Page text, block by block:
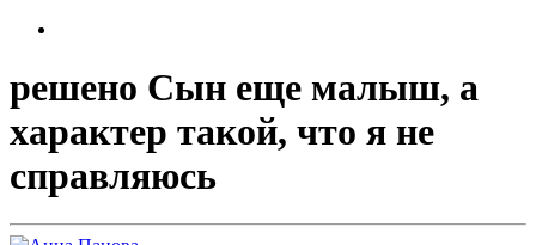
решено Сын еще малыш, а
характер такой, что я не
справляюсь